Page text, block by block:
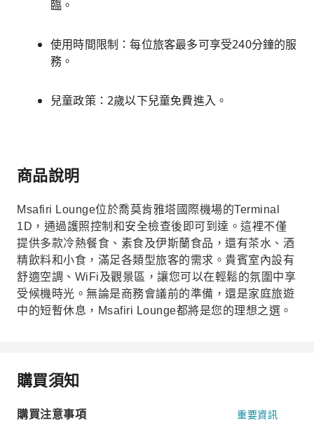
臨。
使用時間限制：每位旅客最多可享受240分鐘的服
務。
兒童政策：2歲以下兒童免費進入。
商品說明
Msafiri Lounge位於喬莫肯雅塔國際機場的Terminal
1D，通過護照控制和安全檢查後即可到達。這裡不僅
提供多款冷熱餐食、素食及伊斯蘭食品，還有茶水、酒
精飲料和小食，滿足各類型旅客的需求。貴賓室內設有
舒適空調、WiFi及觀景區，讓您可以在輕鬆的氛圍中享
受候機時光。無論是商務會議前的準備，還是家庭旅遊
中的短暫休息，Msafiri Lounge都將是您的理想之選。
購買須知
購買注意事項 重要資訊